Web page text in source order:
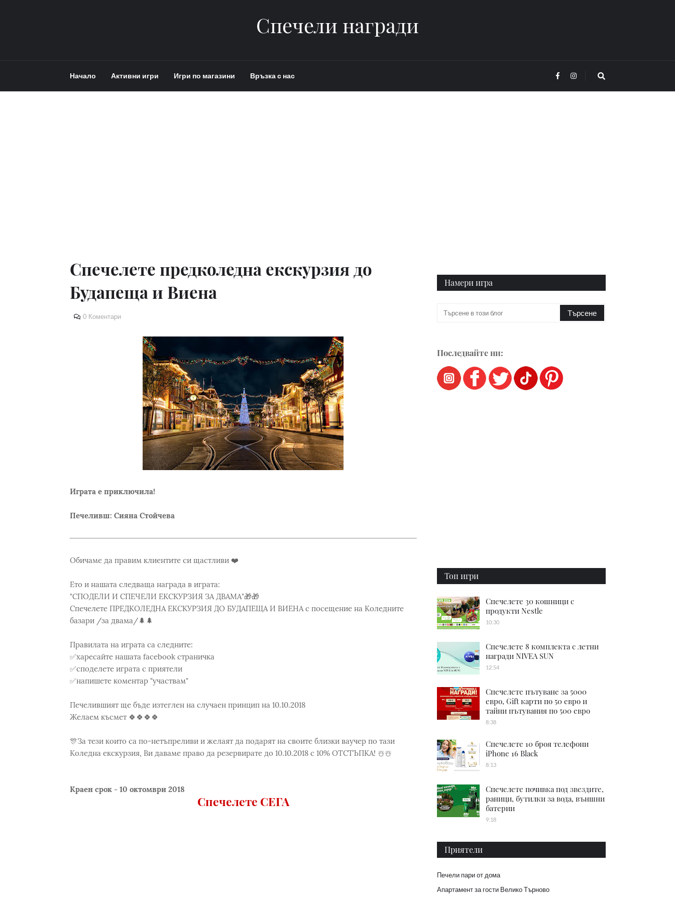
Спечели награди
Начало Активни игри Игри по магазини Връзка с нас
Спечелете предколедна екскурзия до
Будапеща и Виена
0 Коментари
Играта е приключила!
Печеливш: Сияна Стойчева
Обичаме да правим клиентите си щастливи ❤️
Ето и нашата следваща награда в играта:
"СПОДЕЛИ И СПЕЧЕЛИ ЕКСКУРЗИЯ ЗА ДВАМА"🎁🎁
Спечелете ПРЕДКОЛЕДНА ЕКСКУРЗИЯ ДО БУДАПЕЩА И ВИЕНА с посещение на Коледните
базари /за двама/🌲🌲
Правилата на играта са следните:
✅харесайте нашата facebооk страничка
✅споделете играта с приятели
✅напишете коментар "участвам"
Печелившият ще бъде изтеглен на случаен принцип на 10.10.2018
Желаем късмет 🍀🍀🍀🍀
🎊За тези които са по-нетъпреливи и желаят да подарят на своите близки ваучер по тази
Коледна екскурзия, Ви даваме право да резервирате до 10.10.2018 с 10% ОТСТЪПКА! ☃️☃️
Краен срок - 10 октомври 2018
Спечелете СЕГА
Намери игра
Последвайте ни:
Топ игри
Спечелете 30 кошници с
продукти Nestle
10:30
Спечелете 8 комплекта с летни
награди NIVEA SUN
12:54
Спечелете пътуване за 5000
евро, Gift карти по 50 евро и
тайни пътувания по 500 евро
8:38
Спечелете 10 броя телефони
iPhone 16 Black
8:13
Спечелете почивка под звездите,
раници, бутилки за вода, външни
батерии
9:18
Приятели
Печели пари от дома
Апартамент за гости Велико Търново